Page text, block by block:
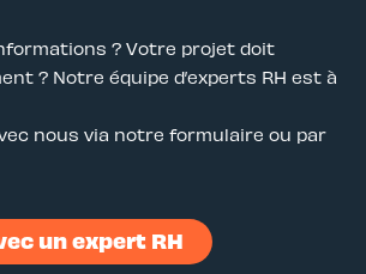
? Votre projet doit
? Notre équipe d’experts RH est à
nous via notre formulaire ou par
un expert RH